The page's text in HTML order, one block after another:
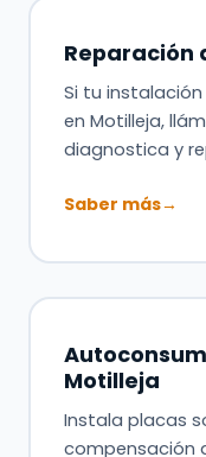
Reparación
Si tu
en Motilleja,
diagnostica y
Saber más→
Motilleja
Instala placas
compensación